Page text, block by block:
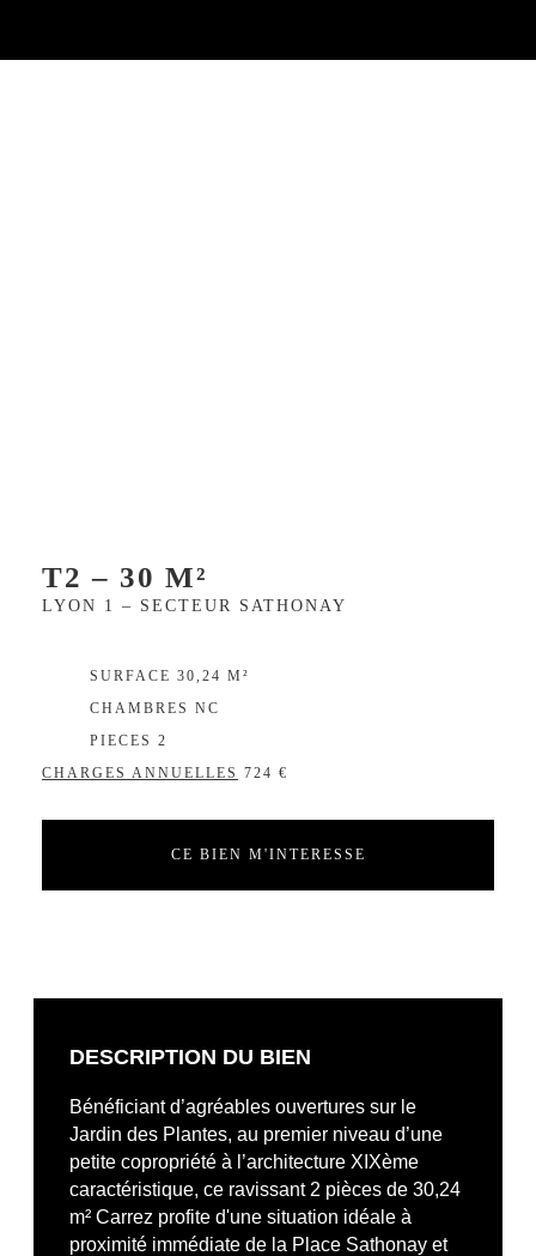
T2 – 30 M²
LYON 1 – SECTEUR SATHONAY
SURFACE 30,24 M²
CHAMBRES NC
PIECES 2
CHARGES ANNUELLES 724 €
CE BIEN M'INTERESSE
DESCRIPTION DU BIEN
Bénéficiant d’agréables ouvertures sur le
Jardin des Plantes, au premier niveau d’une
petite copropriété à l’architecture XIXème
caractéristique, ce ravissant 2 pièces de 30,24
m² Carrez profite d'une situation idéale à
proximité immédiate de la Place Sathonay et